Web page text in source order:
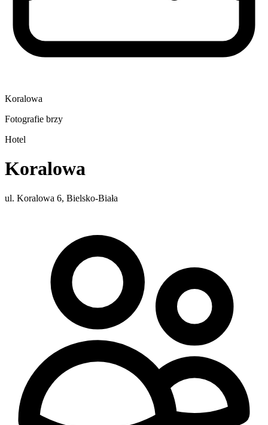
Koralowa
Fotografie brzy
Hotel
Koralowa
ul. Koralowa 6, Bielsko-Biała